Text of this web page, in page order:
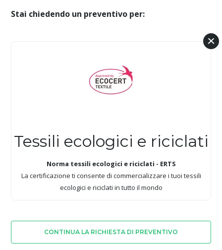
Stai chiedendo un preventivo per:
Tessili ecologici e riciclati
Norma tessili ecologici e riciclati - ERTS
La certificazione ti consente di commercializzare i tuoi tessili
ecologici e riciclati in tutto il mondo
CONTINUA LA RICHIESTA DI PREVENTIVO